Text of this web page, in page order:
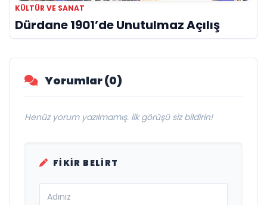
KÜLTÜR VE SANAT
Dürdane 1901’de Unutulmaz Açılış
Yorumlar (0)
Henüz yorum yazılmamış. İlk görüşü siz bildirin!
FIKIR BELIRT